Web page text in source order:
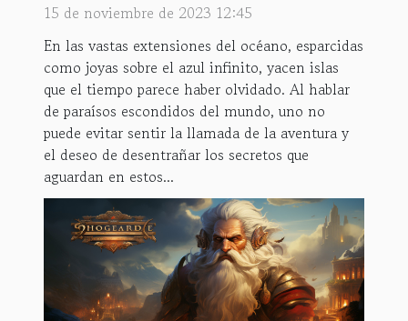
15 de noviembre de 2023 12:45
En las vastas extensiones del océano, esparcidas
como joyas sobre el azul infinito, yacen islas
que el tiempo parece haber olvidado. Al hablar
de paraísos escondidos del mundo, uno no
puede evitar sentir la llamada de la aventura y
el deseo de desentrañar los secretos que
aguardan en estos...